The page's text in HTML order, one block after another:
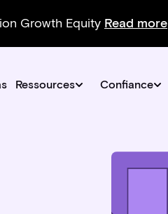
Growth Equity Read more
Ressources Confiance